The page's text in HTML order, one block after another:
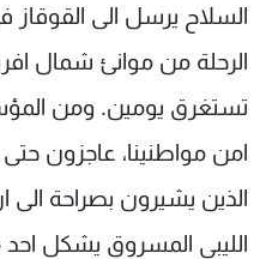
السلاح يرسل الى
الرحلة من موانئ شمال
تستغرق يومين. ومن
امن مواطنينا، عاجزون حتى
الذين يشيرون بصراحة الى
الليبي المسروق يشكل